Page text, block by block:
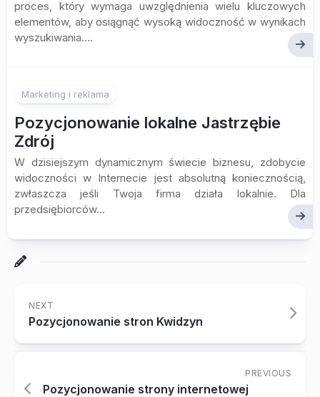
proces, który wymaga uwzględnienia wielu kluczowych
elementów, aby osiągnąć wysoką widoczność w wynikach
wyszukiwania....
Marketing i reklama
Pozycjonowanie lokalne Jastrzębie
Zdrój
W dzisiejszym dynamicznym świecie biznesu, zdobycie
widoczności w Internecie jest absolutną koniecznością,
zwłaszcza jeśli Twoja firma działa lokalnie. Dla
przedsiębiorców...
NEXT
Pozycjonowanie stron Kwidzyn
PREVIOUS
Pozycjonowanie strony internetowej